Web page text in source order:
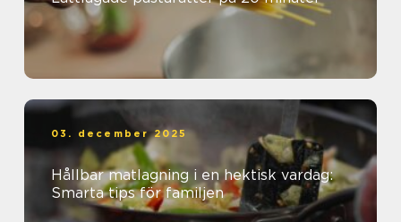
03. december 2025
Hållbar matlagning i en hektisk vardag:
Smarta tips för familjen